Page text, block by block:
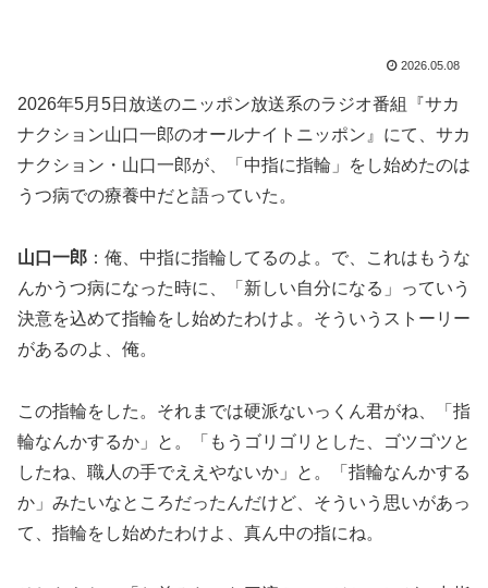
2026.05.08
2026年5月5日放送のニッポン放送系のラジオ番組『サカ
ナクション山口一郎のオールナイトニッポン』にて、サカ
ナクション・山口一郎が、「中指に指輪」をし始めたのは
うつ病での療養中だと語っていた。
山口一郎 ：俺、中指に指輪してるのよ。で、これはもうな
んかうつ病になった時に、「新しい自分になる」っていう
決意を込めて指輪をし始めたわけよ。そういうストーリー
があるのよ、俺。
この指輪をした。それまでは硬派ないっくん君がね、「指
輪なんかするか」と。「もうゴリゴリとした、ゴツゴツと
したね、職人の手でええやないか」と。「指輪なんかする
か」みたいなところだったんだけど、そういう思いがあっ
て、指輪をし始めたわけよ、真ん中の指にね。